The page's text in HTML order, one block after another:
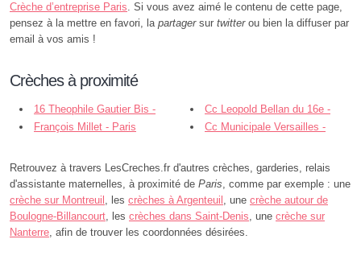
Crèche d’entreprise Paris. Si vous avez aimé le contenu de cette page,
pensez à la mettre en favori, la partagersur twitterou bien la diffuser par
email à vos amis !
Crèches à proximité
16 Theophile Gautier Bis -
Paris
Cc Leopold Bellan du 16e -
Millet - Paris
François Millet - Paris
Cc Municipale Versailles -
Retrouvez à travers LesCreches.fr d'autres crèches, garderies, relais
d'assistante maternelles, à proximité de Paris, comme par exemple : une
crèche sur Montreuil , les crèches à Argenteuil , une crèche autour de
Boulogne-Billancourt, les crèches dans Saint-Denis, une crèche sur
Nanterre, afin de trouver les coordonnées désirées.